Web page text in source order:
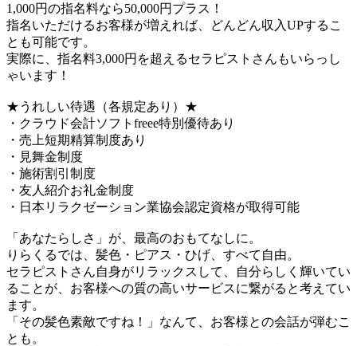
1,000円の指名料なら50,000円プラス！
指名いただけるお客様が増えれば、どんどん収入UPするこ
とも可能です。
実際に、指名料3,000円を超えるセラピストさんもいらっし
ゃいます！
★うれしい待遇（各規定あり）★
・クラウド会計ソフトfreee特別優待あり
・売上短期精算制度あり
・見舞金制度
・施術割引制度
・友人紹介お礼金制度
・日本リラクゼーション業協会認定資格が取得可能
「あなたらしさ」が、最高のおもてなしに。
りらくるでは、髪色・ピアス・ひげ、すべて自由。
セラピストさん自身がリラックスして、自分らしく輝いてい
ることが、お客様への質の高いサービスに繋がると考えてい
ます。
「その髪色素敵ですね！」なんて、お客様との会話が弾むこ
とも。